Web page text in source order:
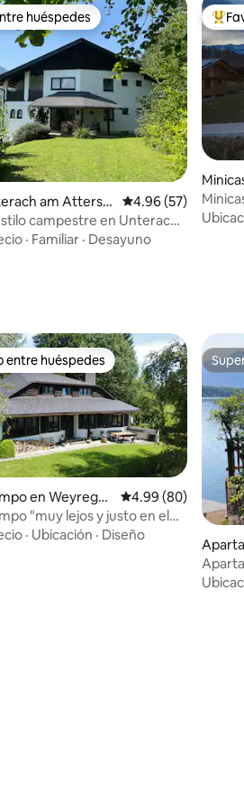
de 5, 51 reseñas
huéspedes
huéspedes
am Atterse
Calificación
4.96 (57)
campestre en Unterach
· Familiar · Desayuno
5 de 5, 10 reseñas
huéspedes preferido
entre huéspedes
en Weyregg
Calificación
4.99 (80)
"muy lejos y justo en el
· Ubicación · Diseño
junto